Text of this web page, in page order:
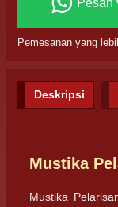
Pesan
Pemesanan yang
Deskripsi
Mustika
Mustika